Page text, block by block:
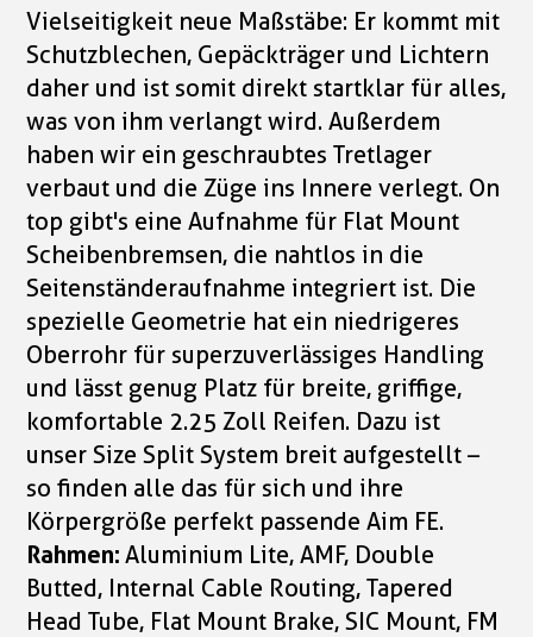
Vielseitigkeit neue Maßstäbe: Er kommt mit
Schutzblechen, Gepäckträger und Lichtern
daher und ist somit direkt startklar für alles,
was von ihm verlangt wird. Außerdem
haben wir ein geschraubtes Tretlager
verbaut und die Züge ins Innere verlegt. On
top gibt's eine Aufnahme für Flat Mount
Scheibenbremsen, die nahtlos in die
Seitenständeraufnahme integriert ist. Die
spezielle Geometrie hat ein niedrigeres
Oberrohr für superzuverlässiges Handling
und lässt genug Platz für breite, griffige,
komfortable 2.25 Zoll Reifen. Dazu ist
unser Size Split System breit aufgestellt –
so finden alle das für sich und ihre
Körpergröße perfekt passende Aim FE.
Rahmen:Aluminium Lite, AMF, Double
Butted, Internal Cable Routing, Tapered
Head Tube, Flat Mount Brake, SIC Mount, FM